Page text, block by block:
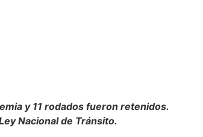
y 11 rodados fueron retenidos.
Nacional de Tránsito.